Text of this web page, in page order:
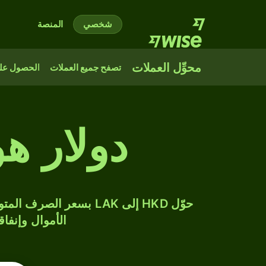
شخصي المنصة
محوِّل العملات تصفح جميع العملات الحصول
دولار
الأموال